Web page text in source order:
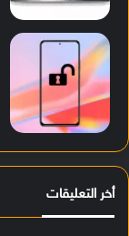
أخر التعليقات